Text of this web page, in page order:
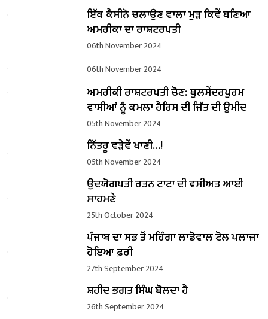
ਇੱਕ ਕੈਸੀਨੋ ਚਲਾਉਣ ਵਾਲਾ ਮੁੜ ਕਿਵੇਂ ਬਣਿਆ
ਅਮਰੀਕਾ ਦਾ ਰਾਸ਼ਟਰਪਤੀ
06th November 2024
06th November 2024
ਅਮਰੀਕੀ ਰਾਸ਼ਟਰਪਤੀ ਚੋਣ: ਥੁਲਸੇਂਦਰਪੁਰਮ
ਵਾਸੀਆਂ ਨੂੰ ਕਮਲਾ ਹੈਰਿਸ ਦੀ ਜਿੱਤ ਦੀ ਉਮੀਦ
05th November 2024
ਨਿੱਤਰੂ ਵੜੇਵੇਂ ਖਾਣੀ…!
05th November 2024
ਉਦਯੋਗਪਤੀ ਰਤਨ ਟਾਟਾ ਦੀ ਵਸੀਅਤ ਆਈ
ਸਾਹਮਣੇ
25th October 2024
ਪੰਜਾਬ ਦਾ ਸਭ ਤੋਂ ਮਹਿੰਗਾ ਲਾਡੋਵਾਲ ਟੋਲ ਪਲਾਜ਼ਾ
ਹੋਇਆ ਫ਼ਰੀ
27th September 2024
ਸ਼ਹੀਦ ਭਗਤ ਸਿੰਘ ਬੋਲਦਾ ਹੈ
26th September 2024